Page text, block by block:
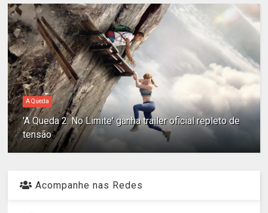
A Queda
'A Queda 2: No Limite' ganha trailer oficial repleto de
tensão
Acompanhe nas Redes